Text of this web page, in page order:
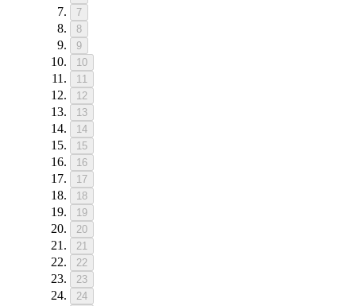
7
8
9
10
11
12
13
14
15
16
17
18
19
20
21
22
23
24